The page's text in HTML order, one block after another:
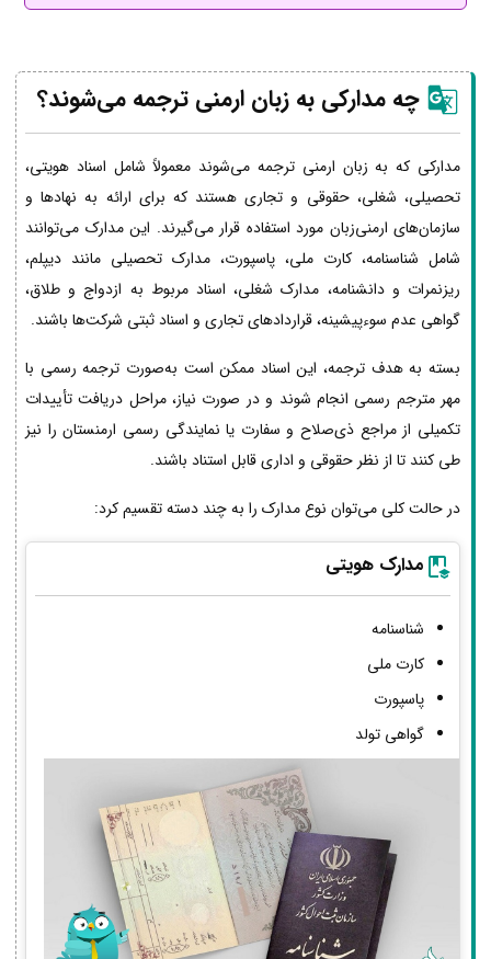
چه مدارکی به زبان ارمنی ترجمه می‌شوند؟
مدارکی که به زبان ارمنی ترجمه می‌شوند معمولاً شامل اسناد هویتی،
تحصیلی، شغلی، حقوقی و تجاری هستند که برای ارائه به نهادها و
سازمان‌های ارمنی‌زبان مورد استفاده قرار می‌گیرند. این مدارک می‌توانند
شامل شناسنامه، کارت ملی، پاسپورت، مدارک تحصیلی مانند دیپلم،
ریزنمرات و دانشنامه، مدارک شغلی، اسناد مربوط به ازدواج و طلاق،
گواهی عدم سوءپیشینه، قراردادهای تجاری و اسناد ثبتی شرکت‌ها باشند.
بسته به هدف ترجمه، این اسناد ممکن است به‌صورت ترجمه رسمی با
مهر مترجم رسمی انجام شوند و در صورت نیاز، مراحل دریافت تأییدات
تکمیلی از مراجع ذی‌صلاح و سفارت یا نمایندگی رسمی ارمنستان را نیز
طی کنند تا از نظر حقوقی و اداری قابل استناد باشند.
در حالت کلی می‌توان نوع مدارک را به چند دسته تقسیم کرد:
مدارک هویتی
شناسنامه
کارت ملی
پاسپورت
گواهی تولد